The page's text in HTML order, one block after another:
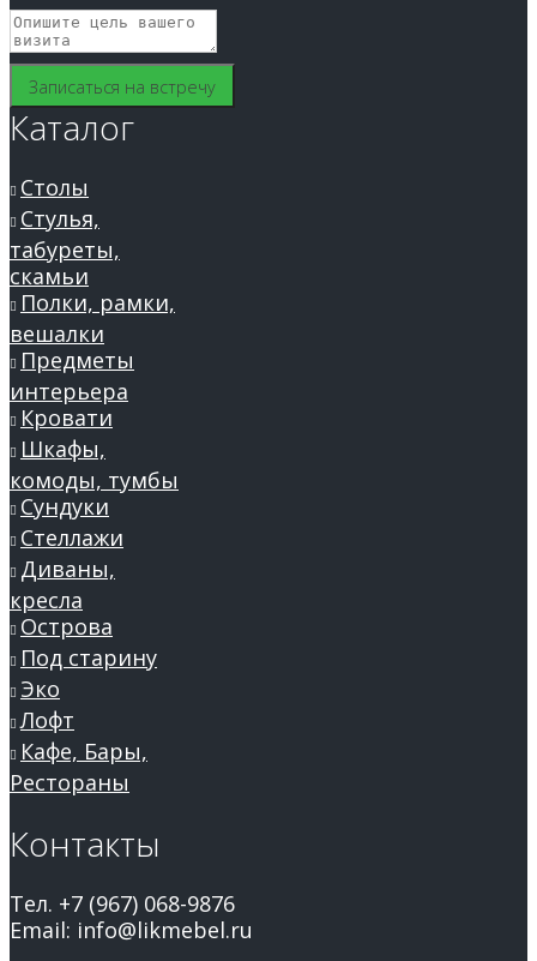
Записаться на встречу
Каталог
Столы
Стулья,
табуреты,
скамьи
Полки, рамки,
вешалки
Предметы
интерьера
Кровати
Шкафы,
комоды, тумбы
Сундуки
Стеллажи
Диваны,
кресла
Острова
Под старину
Эко
Лофт
Кафе, Бары,
Рестораны
Контакты
Тел. +7 (967) 068-9876
Email: info@likmebel.ru